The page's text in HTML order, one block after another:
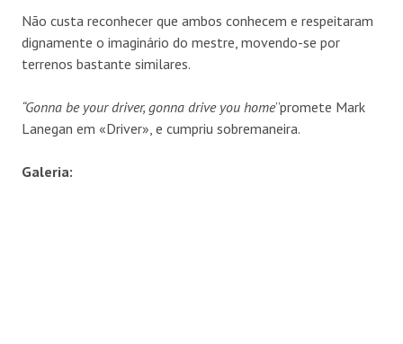
Não custa reconhecer que ambos conhecem e respeitaram
dignamente o imaginário do mestre, movendo-se por
terrenos bastante similares.
“Gonna be your driver, gonna drive you home”promete Mark
Lanegan em «Driver», e cumpriu sobremaneira.
Galeria: